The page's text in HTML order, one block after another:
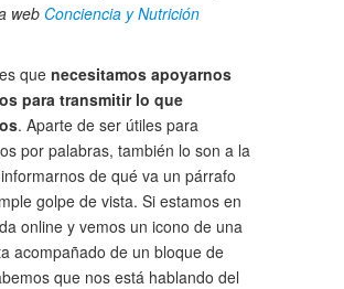
web Conciencia y Nutrición
que necesitamos apoyarnos
para transmitir lo que
. Aparte de ser útiles para
por palabras, también lo son a la
de qué va un párrafo
golpe de vista. Si estamos en
online y vemos un icono de una
acompañado de un bloque de
que nos está hablando del